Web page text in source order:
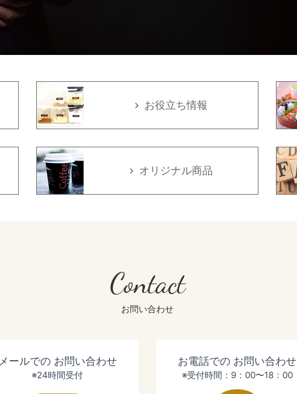
お役立ち情報
オリジナル商品
Contact
お問い合わせ
メールでの お問い合わせ
※24時間受付
お電話での お問い合わせ
※受付時間：9：00〜18：00